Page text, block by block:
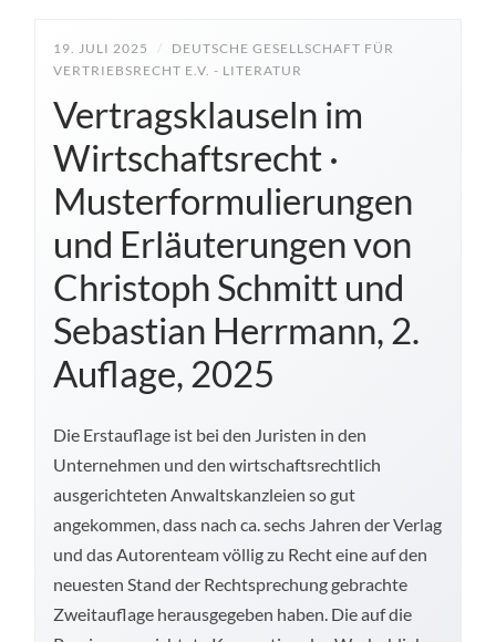
19. JULI 2025 /
DEUTSCHE GESELLSCHAFT FÜR
VERTRIEBSRECHT E.V. - LITERATUR
Vertragsklauseln im
Wirtschaftsrecht ·
Musterformulierungen
und Erläuterungen von
Christoph Schmitt und
Sebastian Herrmann, 2.
Auflage, 2025
Die Erstauflage ist bei den Juristen in den
Unternehmen und den wirtschaftsrechtlich
ausgerichteten Anwaltskanzleien so gut
angekommen, dass nach ca. sechs Jahren der Verlag
und das Autorenteam völlig zu Recht eine auf den
neuesten Stand der Rechtsprechung gebrachte
Zweitauflage herausgegeben haben. Die auf die